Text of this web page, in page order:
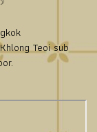
Teoi sub